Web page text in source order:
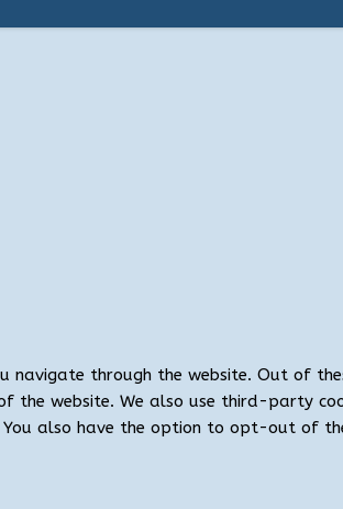
navigate through the website. Out of
website. We also use third-party
also have the option to opt-out of